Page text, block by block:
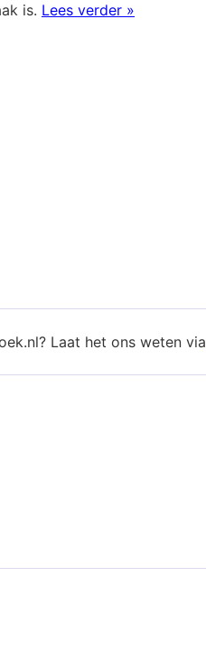
is. Lees verder »
Laat het ons weten via